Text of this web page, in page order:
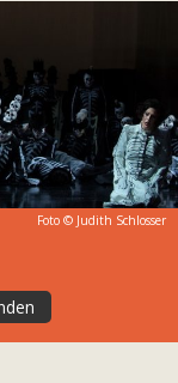
Foto © Judith Schlosser